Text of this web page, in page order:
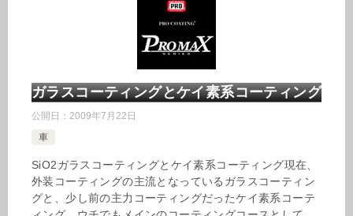
ガラスコーティングとケイ素系コーティング
公開日： 2009年7月22日
車
SiO2ガラスコーティングとケイ素系コーティング現在、
外装コーティングの主流となっているガラスコーティン
グと、少し前の主力コーティングだったケイ素系コーテ